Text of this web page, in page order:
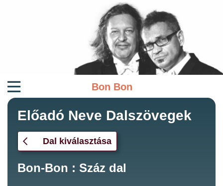
Bon Bon
Előadó Neve Dalszövegek
Dal kiválasztása
Bon-Bon : Száz dal